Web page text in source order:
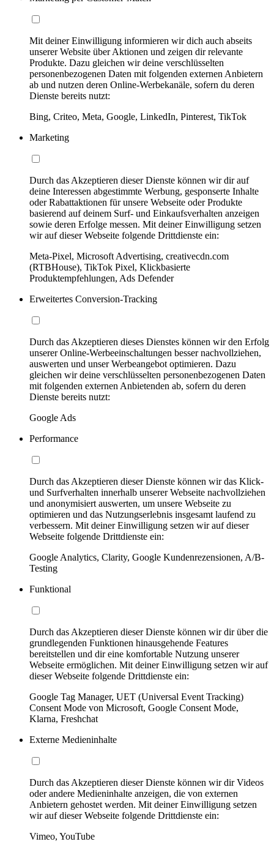
Mit deiner Einwilligung informieren wir dich auch abseits
unserer Website über Aktionen und zeigen dir relevante
Produkte. Dazu gleichen wir deine verschlüsselten
personenbezogenen Daten mit folgenden externen Anbietern
ab und nutzen deren Online-Werbekanäle, sofern du deren
Dienste bereits nutzt:
Bing, Criteo, Meta, Google, LinkedIn, Pinterest, TikTok
Marketing
Durch das Akzeptieren dieser Dienste können wir dir auf
deine Interessen abgestimmte Werbung, gesponserte Inhalte
oder Rabattaktionen für unsere Webseite oder Produkte
basierend auf deinem Surf- und Einkaufsverhalten anzeigen
sowie deren Erfolge messen. Mit deiner Einwilligung setzen
wir auf dieser Webseite folgende Drittdienste ein:
Meta-Pixel, Microsoft Advertising, creativecdn.com
(RTBHouse), TikTok Pixel, Klickbasierte
Produktempfehlungen, Ads Defender
Erweitertes Conversion-Tracking
Durch das Akzeptieren dieses Dienstes können wir den Erfolg
unserer Online-Werbeeinschaltungen besser nachvollziehen,
auswerten und unser Werbeangebot optimieren. Dazu
gleichen wir deine verschlüsselten personenbezogenen Daten
mit folgenden externen Anbietenden ab, sofern du deren
Dienste bereits nutzt:
Google Ads
Performance
Durch das Akzeptieren dieser Dienste können wir das Klick-
und Surfverhalten innerhalb unserer Webseite nachvollziehen
und anonymisiert auswerten, um unsere Webseite zu
optimieren und das Nutzungserlebnis insgesamt laufend zu
verbessern. Mit deiner Einwilligung setzen wir auf dieser
Webseite folgende Drittdienste ein:
Google Analytics, Clarity, Google Kundenrezensionen, A/B-
Testing
Funktional
Durch das Akzeptieren dieser Dienste können wir dir über die
grundlegenden Funktionen hinausgehende Features
bereitstellen und dir eine komfortable Nutzung unserer
Webseite ermöglichen. Mit deiner Einwilligung setzen wir auf
dieser Webseite folgende Drittdienste ein:
Google Tag Manager, UET (Universal Event Tracking)
Consent Mode von Microsoft, Google Consent Mode,
Klarna, Freshchat
Externe Medieninhalte
Durch das Akzeptieren dieser Dienste können wir dir Videos
oder andere Medieninhalte anzeigen, die von externen
Anbietern gehostet werden. Mit deiner Einwilligung setzen
wir auf dieser Webseite folgende Drittdienste ein:
Vimeo, YouTube